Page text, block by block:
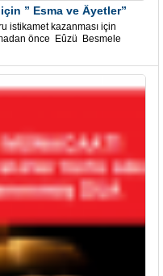
” Esma ve Âyetler”
istikamet kazanması için
önce Eûzü Besmele